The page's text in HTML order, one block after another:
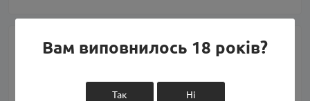
Питання та відповіді
Додайте питання, і ми відповімо найближчим часом.
Вам виповнилось 18 років?
Так Ні